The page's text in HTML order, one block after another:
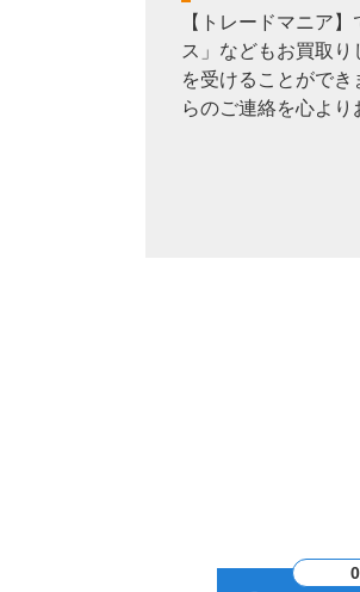
【トレードマニア
ス」などもお買取
を受けることがで
らのご連絡を心より